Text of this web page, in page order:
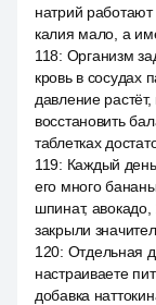
натрий работают
калия мало, а
118: Организм
кровь в сосудах
давление
восстановить
таблетках
119: Каждый
его много
шпинат,
закрыли
120: Отдельная
настраиваете
добавка